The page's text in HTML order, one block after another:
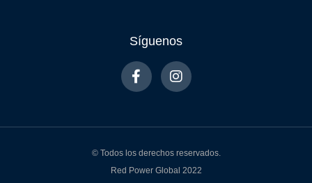
Síguenos
© Todos los derechos reservados.
Red Power Global 2022